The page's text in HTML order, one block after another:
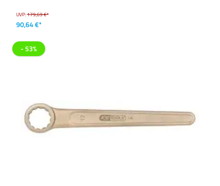
UVP:179,69 €*
90,64 €*
- 53%